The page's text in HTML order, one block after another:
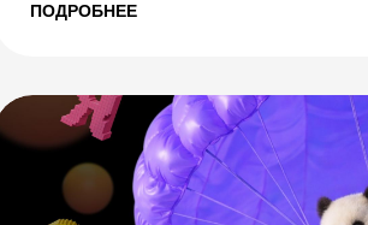
ПОДРОБНЕЕ